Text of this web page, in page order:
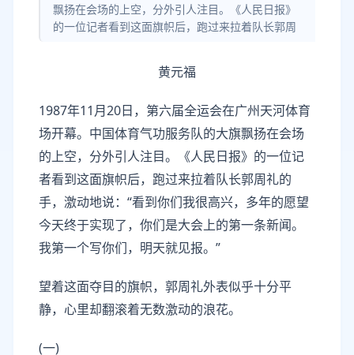
飘扬在会场的上空，分外引人注目。《人民日报》
的一位记者看到这面旗帜后，跑过来拉着队长郭周
黄元福
1987年11月20日，第六届全运会在广州天河体育
场开幕。中国体育气功服务队的大旗飘扬在会场
的上空，分外引人注目。《人民日报》的一位记
者看到这面旗帜后，跑过来拉着队长郭周礼的
手，激动地说：“看到你们我很高兴，多年的愿望
今天终于实现了，你们是大会上的第一条新闻。
我第一个写你们，明天就见报。”
望着这面夺目的旗帜，郭周礼外表似乎十分平
静，心里却翻滚着无数激动的浪花。
(一)